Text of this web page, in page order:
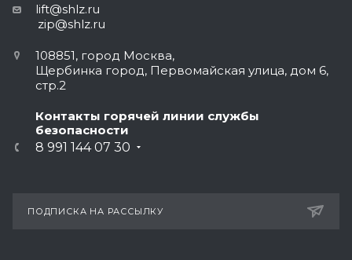
lift@shlz.ru
zip@shlz.ru
108851, город Москва,
Щербинка город, Первомайская улица, дом 6,
стр.2
Контакты горячей линии службы
безопасности
8 991 144 07 30
ПОДПИСКА НА РАССЫЛКУ